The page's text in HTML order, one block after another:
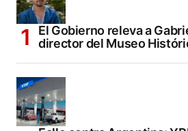
El Gobierno releva a
director del Museo